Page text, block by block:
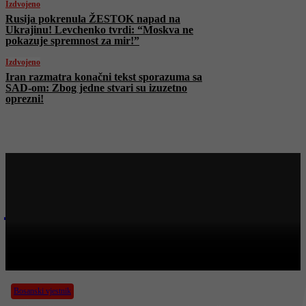
Izdvojeno
Rusija pokrenula ŽESTOK napad na
Ukrajinu! Levchenko tvrdi: “Moskva ne
pokazuje spremnost za mir!”
Izdvojeno
Iran razmatra konačni tekst sporazuma sa
SAD-om: Zbog jedne stvari su izuzetno
oprezni!
Bosanski vjestnik